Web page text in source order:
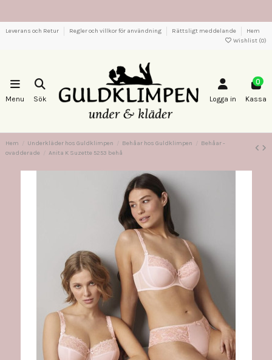
Leverans och Retur Regler och villkor för användning Rättsligt meddelande
Hem
Wishlist (0)
Menu Sök Logga in
0
Kassa
Hem Underkläder hos Guldklimpen Behåar hos Guldklimpen
Behåar -
ovadderade
Anita K Suzette 5253 behå